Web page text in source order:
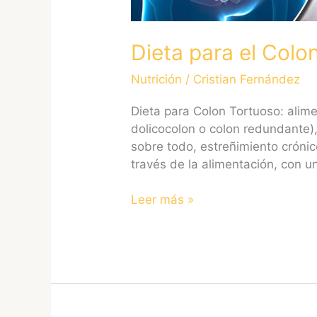
Dieta para el
Nutrición / Cristian Fernández
Dieta para Colon Tortuoso:
dolicocolon o colon
sobre todo, estreñimiento
través de la alimentación, con
Leer más »